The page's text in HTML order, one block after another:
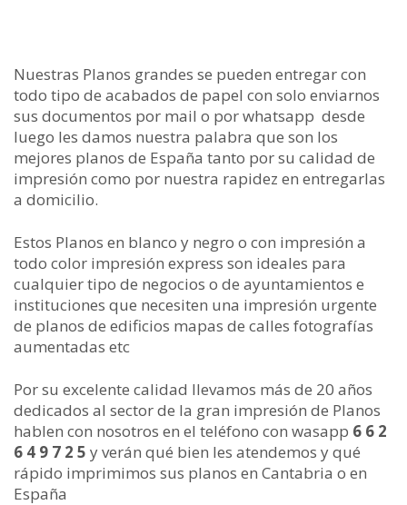
Nuestras Planos grandes se pueden entregar con
todo tipo de acabados de papel con solo enviarnos
sus documentos por mail o por whatsapp desde
luego les damos nuestra palabra que son los
mejores planos de España tanto por su calidad de
impresión como por nuestra rapidez en entregarlas
a domicilio.
Estos Planos en blanco y negro o con impresión a
todo color impresión express son ideales para
cualquier tipo de negocios o de ayuntamientos e
instituciones que necesiten una impresión urgente
de planos de edificios mapas de calles fotografías
aumentadas etc
Por su excelente calidad llevamos más de 20 años
dedicados al sector de la gran impresión de Planos
hablen con nosotros en el teléfono con wasapp 6 6 2
6 4 9 7 2 5 y verán qué bien les atendemos y qué
rápido imprimimos sus planos en Cantabria o en
España